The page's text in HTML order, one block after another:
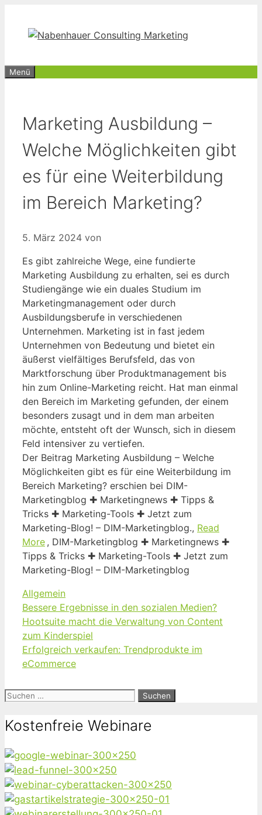
springen
Menü
Marketing Ausbildung –
Welche Möglichkeiten gibt
es für eine Weiterbildung
im Bereich Marketing?
5. März 2024 von
Es gibt zahlreiche Wege, eine fundierte
Marketing Ausbildung zu erhalten, sei es durch
Studiengänge wie ein duales Studium im
Marketingmanagement oder durch
Ausbildungsberufe in verschiedenen
Unternehmen. Marketing ist in fast jedem
Unternehmen von Bedeutung und bietet ein
äußerst vielfältiges Berufsfeld, das von
Marktforschung über Produktmanagement bis
hin zum Online-Marketing reicht. Hat man einmal
den Bereich im Marketing gefunden, der einem
besonders zusagt und in dem man arbeiten
möchte, entsteht oft der Wunsch, sich in diesem
Feld intensiver zu vertiefen.
Der Beitrag Marketing Ausbildung – Welche
Möglichkeiten gibt es für eine Weiterbildung im
Bereich Marketing? erschien bei DIM-
Marketingblog ✚ Marketingnews ✚ Tipps &
Tricks ✚ Marketing-Tools ✚ Jetzt zum
Marketing-Blog! – DIM-Marketingblog., Read
More , DIM-Marketingblog ✚ Marketingnews ✚
Tipps & Tricks ✚ Marketing-Tools ✚ Jetzt zum
Marketing-Blog! – DIM-Marketingblog
Kategorien
Allgemein
Bessere Ergebnisse in den sozialen Medien?
Hootsuite macht die Verwaltung von Content
zum Kinderspiel
Erfolgreich verkaufen: Trendprodukte im
eCommerce
Suchen
Kostenfreie Webinare